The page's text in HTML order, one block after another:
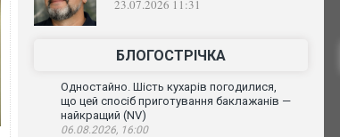
23.07.2026 11:31
БЛОГОСТРІЧКА
Одностайно. Шість кухарів погодилися,
що цей спосіб приготування баклажанів —
найкращий (NV)
06.08.2026, 16:00